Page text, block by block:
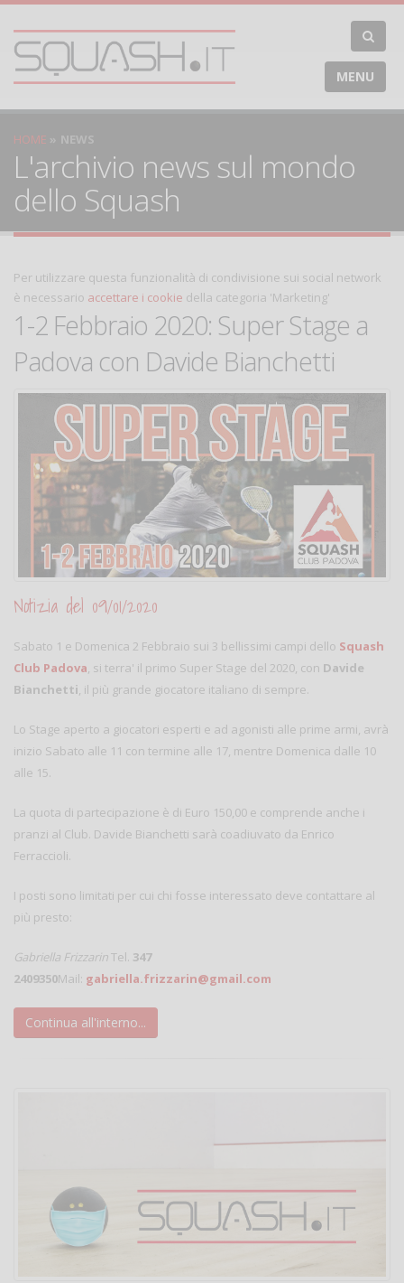
MENU
HOME NEWS
L'archivio news sul mondo
dello Squash
Per utilizzare questa funzionalità di condivisione sui social network
è necessario accettare i cookie della categoria 'Marketing'
1-2 Febbraio 2020: Super Stage a
Padova con Davide Bianchetti
Notizia del 09/01/2020
Sabato 1 e Domenica 2 Febbraio sui 3 bellissimi campi dello Squash
Club Padova, si terra' il primo Super Stage del 2020, con Davide
Bianchetti, il più grande giocatore italiano di sempre.
Lo Stage aperto a giocatori esperti e ad agonisti alle prime armi, avrà
inizio Sabato alle 11 con termine alle 17, mentre Domenica dalle 10
alle 15.
La quota di partecipazione è di Euro 150,00 e comprende anche i
pranzi al Club. Davide Bianchetti sarà coadiuvato da Enrico
Ferraccioli.
I posti sono limitati per cui chi fosse interessato deve contattare al
più presto:
Gabriella FrizzarinTel. 347
2409350Mail: gabriella.frizzarin@gmail.com
Continua all'interno...